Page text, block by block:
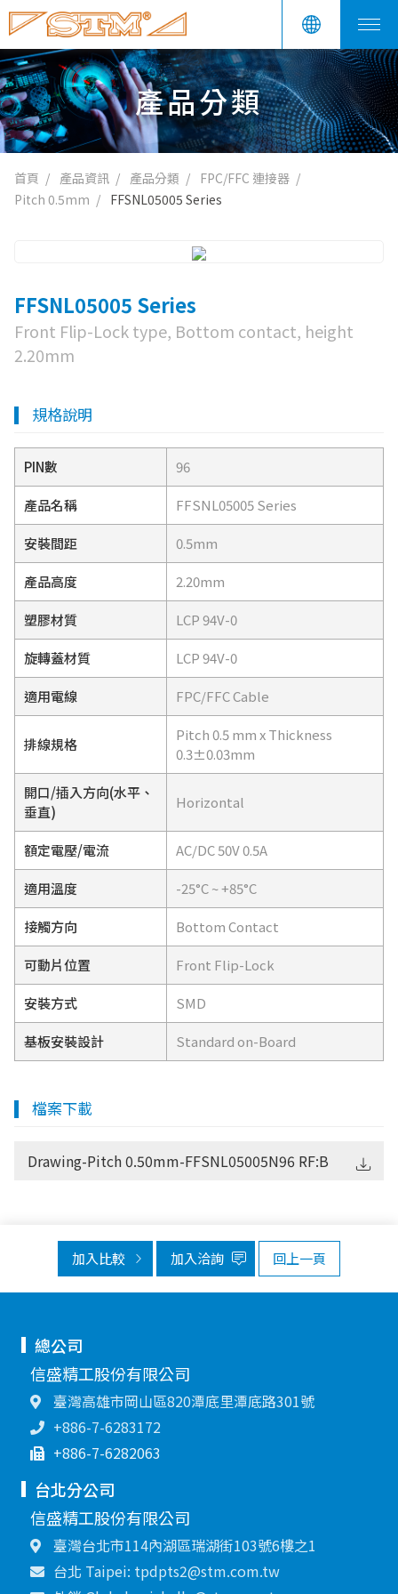
產品分類
首頁 產品資訊 產品分類
FPC/FFC 連接器
Pitch 0.5mm
FFSNL05005 Series
FFSNL05005 Series
Front Flip-Lock type, Bottom contact, height
2.20mm
規格說明
PIN數 96
產品名稱 FFSNL05005 Series
安裝間距 0.5mm
產品高度 2.20mm
塑膠材質 LCP 94V-0
旋轉蓋材質 LCP 94V-0
適用電線 FPC/FFC Cable
排線規格
Pitch 0.5 mm x Thickness
0.3±0.03mm
開口/插入方向(水平、
垂直)
Horizontal
額定電壓/電流 AC/DC 50V 0.5A
適用溫度 -25°C ~ +85°C
接觸方向 Bottom Contact
可動片位置 Front Flip-Lock
安裝方式 SMD
基板安裝設計 Standard on-Board
檔案下載
Drawing-Pitch 0.50mm-FFSNL05005N96 RF:B
加入比較 加入洽詢 回上一頁
總公司
信盛精工股份有限公司
臺灣高雄市岡山區820潭底里潭底路301號
+886-7-6283172
+886-7-6282063
台北分公司
信盛精工股份有限公司
臺灣台北市114內湖區瑞湖街103號6樓之1
台北 Taipei: tpdpts2@stm.com.tw